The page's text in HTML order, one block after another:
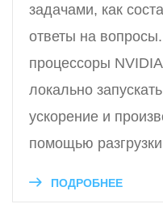
задачами, как
ответы на
процессоры
локально
ускорение и
помощью
ПОДРОБНЕЕ